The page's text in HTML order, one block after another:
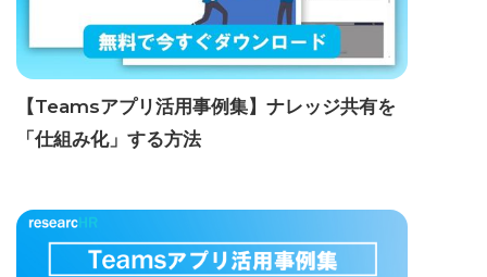
【Teamsアプリ活用事例集】ナレッジ共有を
「仕組み化」する方法